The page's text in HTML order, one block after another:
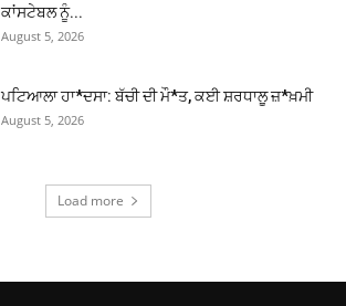
ਕਾਂਸਟੇਬਲ ਨੂੰ...
August 5, 2026
ਪਟਿਆਲਾ ਹਾ*ਦਸਾ: ਬੱਚੀ ਦੀ ਮੌ*ਤ, ਕਈ ਸ਼ਰਧਾਲੂ ਜ਼*ਖ਼ਮੀ
August 5, 2026
Load more